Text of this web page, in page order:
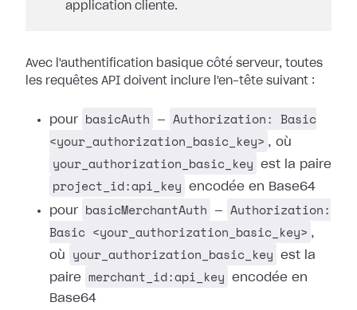
application cliente.
Avec l'authentification basique côté serveur, toutes
les requêtes API doivent inclure l'en-tête suivant :
pour basicAuth —
Authorization: Basic
<your_authorization_basic_key> , où
your_authorization_basic_key est la paire
project_id:api_key
encodée en Base64
pour basicMerchantAuth —
Authorization:
Basic <your_authorization_basic_key> ,
où
your_authorization_basic_key
est la
paire merchant_id:api_key
encodée en
Base64